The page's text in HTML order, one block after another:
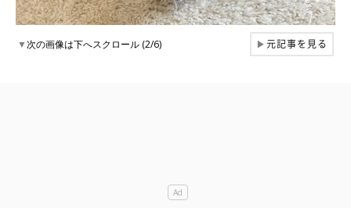
▼次の画像は下へスクロール (2/6) ▶元記事を見る